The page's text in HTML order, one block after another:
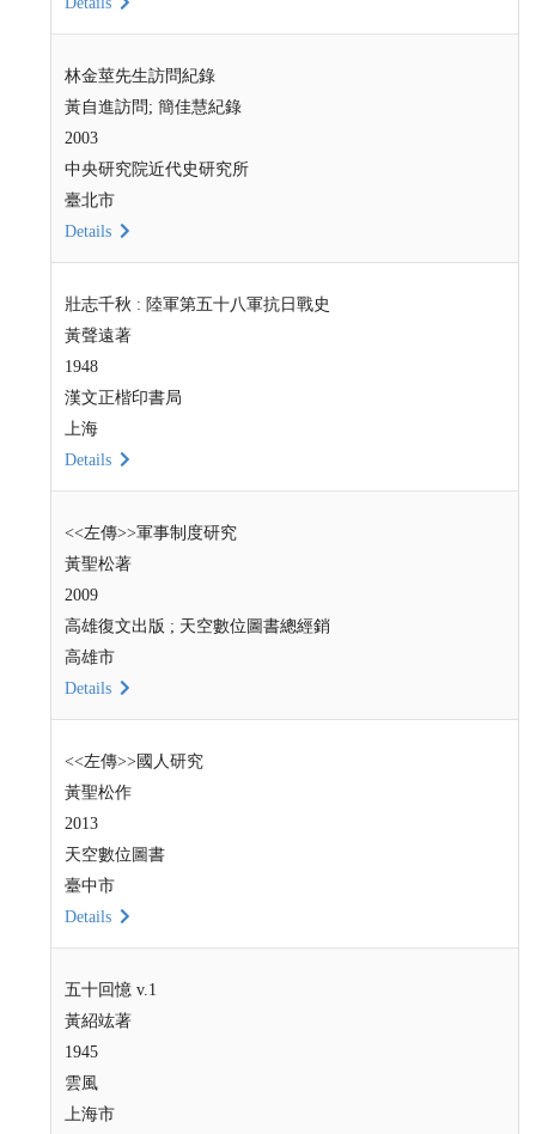
林金莖先生訪問紀錄
黃自進訪問; 簡佳慧紀錄
2003
中央研究院近代史研究所
臺北市
Details
壯志千秋 : 陸軍第五十八軍抗日戰史
黃聲遠著
1948
漢文正楷印書局
上海
Details
<<左傳>>軍事制度研究
黃聖松著
2009
高雄復文出版 ; 天空數位圖書總經銷
高雄市
Details
<<左傳>>國人研究
黃聖松作
2013
天空數位圖書
臺中市
Details
五十回憶 v.1
黃紹竑著
1945
雲風
上海市